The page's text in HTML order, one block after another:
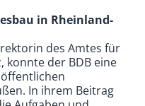
in Rheinland-
des Amtes für
konnte der BDB eine
In ihrem Beitrag